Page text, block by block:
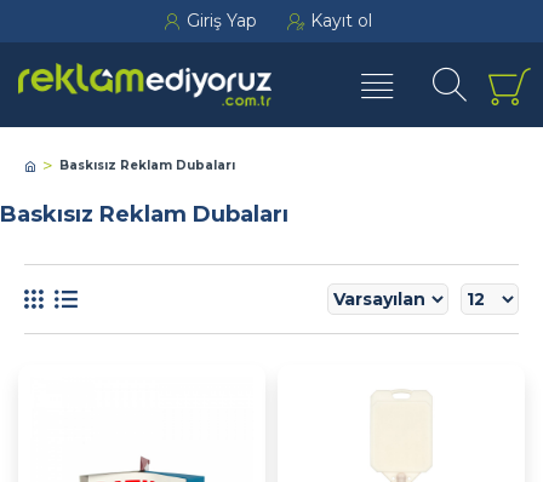
Giriş Yap Kayıt ol
Baskısız Reklam Dubaları
Baskısız Reklam Dubaları